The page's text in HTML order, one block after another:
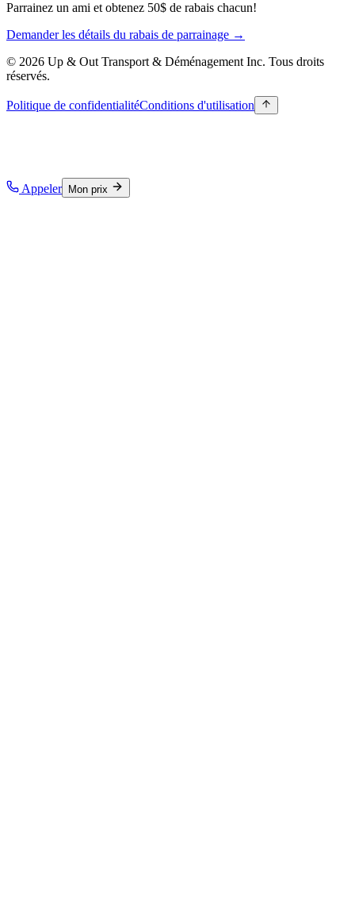
Parrainez un ami et obtenez 50$ de rabais chacun!
Demander les détails du rabais de parrainage →
© 2026 Up & Out Transport & Déménagement Inc. Tous droits
réservés.
Politique de confidentialitéConditions d'utilisation
Appeler Mon prix